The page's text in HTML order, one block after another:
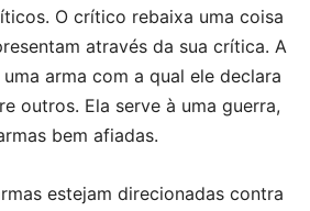
O crítico rebaixa uma coisa
através da sua crítica. A
arma com a qual ele declara
outros. Ela serve à uma guerra,
bem afiadas.
estejam direcionadas contra